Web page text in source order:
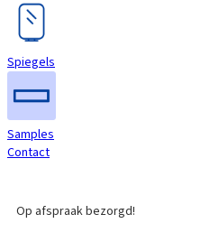
Spiegels
Samples
Contact
Op afspraak bezorgd!